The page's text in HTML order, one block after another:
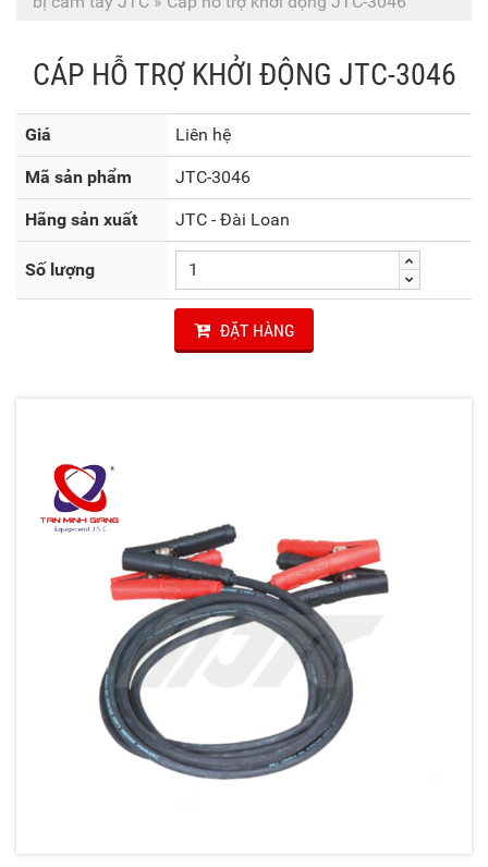
CÁP HỖ TRỢ KHỞI ĐỘNG JTC-3046
Giá Liên hệ
Mã sản phẩm JTC-3046
Hãng sản xuất JTC - Đài Loan
Số lượng
ĐẶT HÀNG